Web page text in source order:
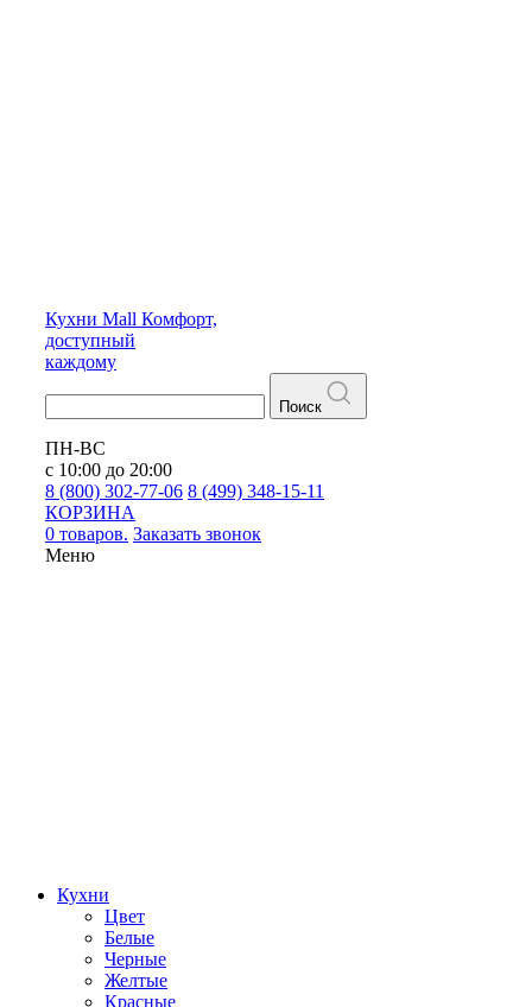
Кухни Mall Комфорт,
доступный
каждому
Поиск
ПН-ВС
с 10:00 до 20:00
8 (800) 302-77-06 8 (499) 348-15-11
КОРЗИНА
0 товаров. Заказать звонок
Меню
Кухни
Цвет
Белые
Черные
Желтые
Красные